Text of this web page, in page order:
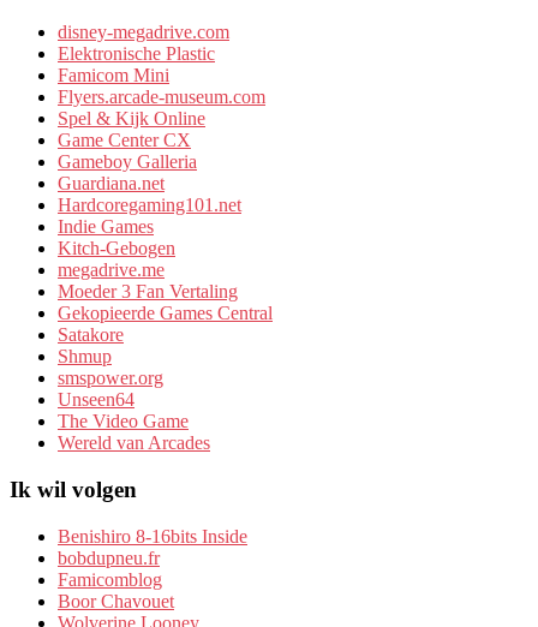
disney-megadrive.com
Elektronische Plastic
Famicom Mini
Flyers.arcade-museum.com
Spel & Kijk Online
Game Center CX
Gameboy Galleria
Guardiana.net
Hardcoregaming101.net
Indie Games
Kitch-Gebogen
megadrive.me
Moeder 3 Fan Vertaling
Gekopieerde Games Central
Satakore
Shmup
smspower.org
Unseen64
The Video Game
Wereld van Arcades
Ik wil volgen
Benishiro 8-16bits Inside
bobdupneu.fr
Famicomblog
Boor Chavouet
Wolverine Looney